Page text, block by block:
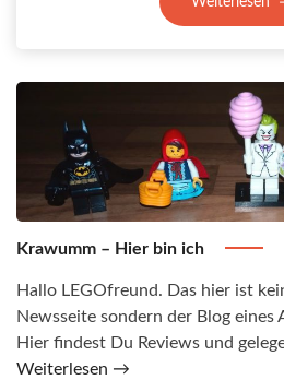
Krawumm – Hier bin ich
Hallo LEGOfreund. Das hier ist
Newsseite sondern der Blog eines
Hier findest Du Reviews und
Weiterlesen →